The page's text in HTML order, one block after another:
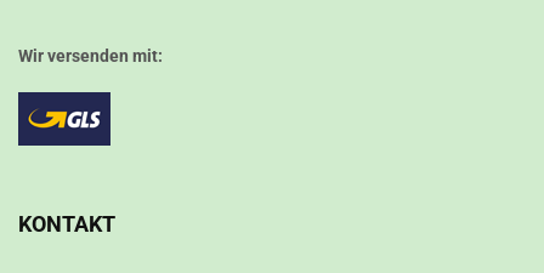
Wir versenden mit:
KONTAKT